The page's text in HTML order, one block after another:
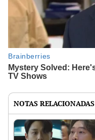
NOTAS RELACIONADAS